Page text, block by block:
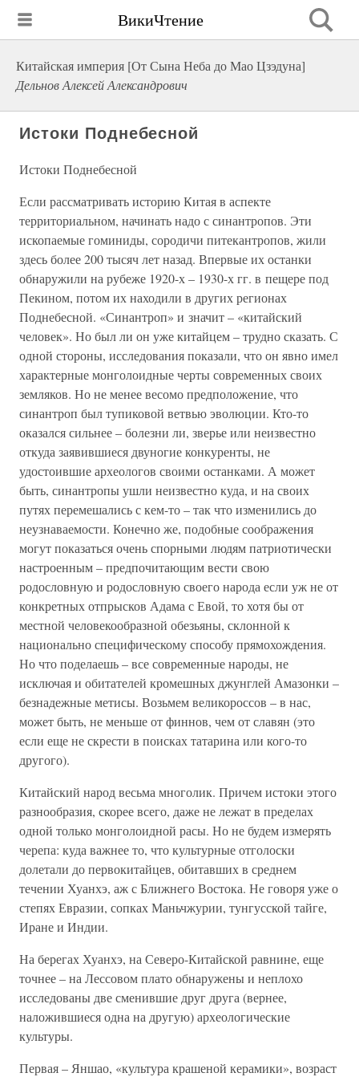
ВикиЧтение
Китайская империя [От Сына Неба до Мао Цзэдуна]
Дельнов Алексей Александрович
Истоки Поднебесной
Истоки Поднебесной
Если рассматривать историю Китая в аспекте
территориальном, начинать надо с синантропов. Эти
ископаемые гоминиды, сородичи питекантропов, жили
здесь более 200 тысяч лет назад. Впервые их останки
обнаружили на рубеже 1920-х – 1930-х гг. в пещере под
Пекином, потом их находили в других регионах
Поднебесной. «Синантроп» и значит – «китайский
человек». Но был ли он уже китайцем – трудно сказать. С
одной стороны, исследования показали, что он явно имел
характерные монголоидные черты современных своих
земляков. Но не менее весомо предположение, что
синантроп был тупиковой ветвью эволюции. Кто-то
оказался сильнее – болезни ли, зверье или неизвестно
откуда заявившиеся двуногие конкуренты, не
удостоившие археологов своими останками. А может
быть, синантропы ушли неизвестно куда, и на своих
путях перемешались с кем-то – так что изменились до
неузнаваемости. Конечно же, подобные соображения
могут показаться очень спорными людям патриотически
настроенным – предпочитающим вести свою
родословную и родословную своего народа если уж не от
конкретных отпрысков Адама с Евой, то хотя бы от
местной человекообразной обезьяны, склонной к
национально специфическому способу прямохождения.
Но что поделаешь – все современные народы, не
исключая и обитателей кромешных джунглей Амазонки –
безнадежные метисы. Возьмем великороссов – в нас,
может быть, не меньше от финнов, чем от славян (это
если еще не скрести в поисках татарина или кого-то
другого).
Китайский народ весьма многолик. Причем истоки этого
разнообразия, скорее всего, даже не лежат в пределах
одной только монголоидной расы. Но не будем измерять
черепа: куда важнее то, что культурные отголоски
долетали до первокитайцев, обитавших в среднем
течении Хуанхэ, аж с Ближнего Востока. Не говоря уже о
степях Евразии, сопках Маньчжурии, тунгусской тайге,
Иране и Индии.
На берегах Хуанхэ, на Северо-Китайской равнине, еще
точнее – на Лессовом плато обнаружены и неплохо
исследованы две сменившие друг друга (вернее,
наложившиеся одна на другую) археологические
культуры.
Первая – Яншао, «культура крашеной керамики», возраст